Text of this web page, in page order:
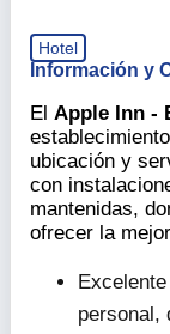
Hotel
Información y
El Apple Inn -
ubicación y
con
mantenidas,
ofrecer la
personal,